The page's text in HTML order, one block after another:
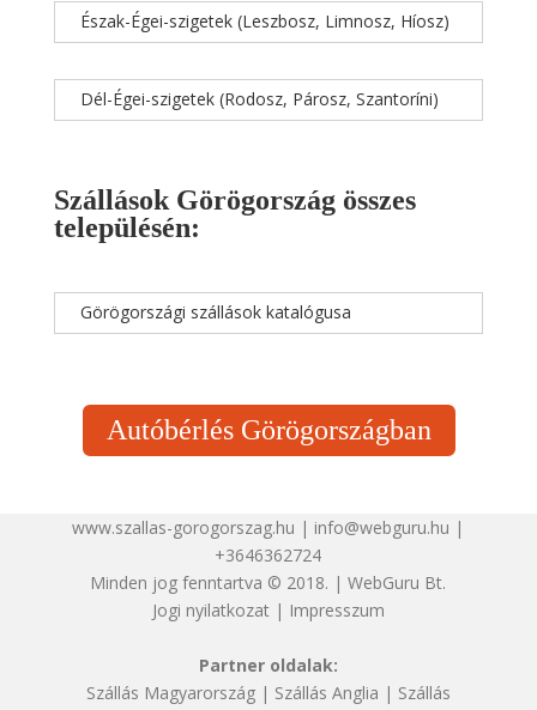
Észak-Égei-szigetek (Leszbosz, Limnosz, Híosz)
Dél-Égei-szigetek (Rodosz, Párosz, Szantoríni)
Szállások Görögország összes
településén:
Görögországi szállások katalógusa
Autóbérlés Görögországban
www.szallas-gorogorszag.hu | info@webguru.hu |
+3646362724
Minden jog fenntartva © 2018. | WebGuru Bt.
Jogi nyilatkozat| Impresszum
Partner oldalak:
Szállás Magyarország| Szállás Anglia | Szállás